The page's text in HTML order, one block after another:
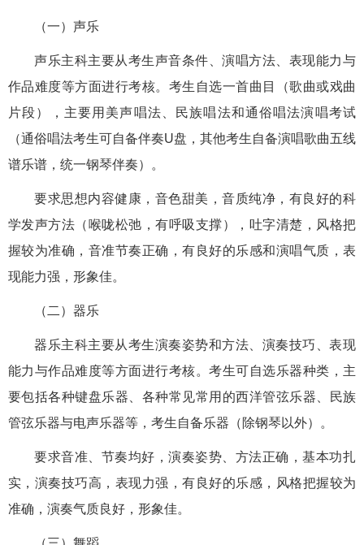
（一）声乐
声乐主科主要从考生声音条件、演唱方法、表现能力与
作品难度等方面进行考核。考生自选一首曲目（歌曲或戏曲
片段），主要用美声唱法、民族唱法和通俗唱法演唱考试
（通俗唱法考生可自备伴奏U盘，其他考生自备演唱歌曲五线
谱乐谱，统一钢琴伴奏）。
要求思想内容健康，音色甜美，音质纯净，有良好的科
学发声方法（喉咙松弛，有呼吸支撑），吐字清楚，风格把
握较为准确，音准节奏正确，有良好的乐感和演唱气质，表
现能力强，形象佳。
（二）器乐
器乐主科主要从考生演奏姿势和方法、演奏技巧、表现
能力与作品难度等方面进行考核。考生可自选乐器种类，主
要包括各种键盘乐器、各种常见常用的西洋管弦乐器、民族
管弦乐器与电声乐器等，考生自备乐器（除钢琴以外）。
要求音准、节奏均好，演奏姿势、方法正确，基本功扎
实，演奏技巧高，表现力强，有良好的乐感，风格把握较为
准确，演奏气质良好，形象佳。